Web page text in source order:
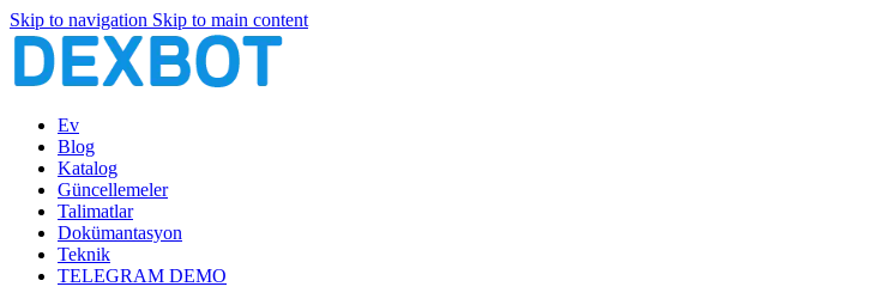
Skip to navigation Skip to main content
Ev
Blog
Katalog
Güncellemeler
Talimatlar
Dokümantasyon
Teknik
TELEGRAM DEMO